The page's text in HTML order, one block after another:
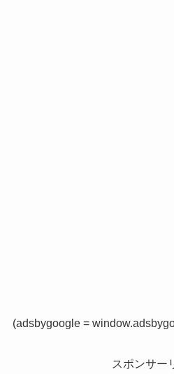
(adsbygoogle =
スポンサー